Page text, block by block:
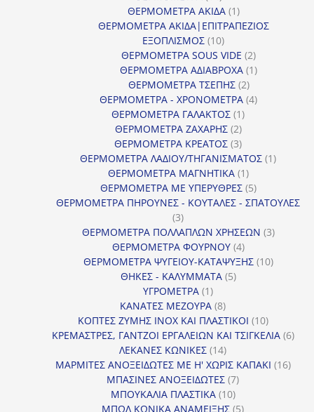
προϊόντα
ΘΕΡΜΟΜΕΤΡΑ ΑΚΙΔΑ 11
προϊόν
ΘΕΡΜΟΜΕΤΡΑ ΑΚΙΔΑ|ΕΠΙΤΡΑΠΕΖΙΟΣ
ΕΞΟΠΛΙΣΜΟΣ 1010
προϊόντα
ΘΕΡΜΟΜΕΤΡΑ SOUS VIDE 22
προϊόντα
ΘΕΡΜΟΜΕΤΡΑ ΑΔΙΑΒΡΟΧΑ 11
ΘΕΡΜΟΜΕΤΡΑ ΤΣΕΠΗΣ 22
προϊόντα
ΘΕΡΜΟΜΕΤΡΑ - ΧΡΟΝΟΜΕΤΡΑ 44
ΘΕΡΜΟΜΕΤΡΑ ΓΑΛΑΚΤΟΣ 11
προϊόν
ΘΕΡΜΟΜΕΤΡΑ ΖΑΧΑΡΗΣ 22
προϊόντα
ΘΕΡΜΟΜΕΤΡΑ ΚΡΕΑΤΟΣ 33
προϊόντα
ΘΕΡΜΟΜΕΤΡΑ ΛΑΔΙΟΥ/ΤΗΓΑΝΙΣΜΑΤΟΣ 11
ΘΕΡΜΟΜΕΤΡΑ ΜΑΓΝΗΤΙΚΑ 11
προϊόν
ΘΕΡΜΟΜΕΤΡΑ ΜΕ ΥΠΕΡΥΘΡΕΣ 55
προϊόντα
ΘΕΡΜΟΜΕΤΡΑ ΠΗΡΟΥΝΕΣ - ΚΟΥΤΑΛΕΣ - ΣΠΑΤΟΥΛΕΣ
33
προϊόντα
ΘΕΡΜΟΜΕΤΡΑ ΠΟΛΛΑΠΛΩΝ ΧΡΗΣΕΩΝ 33
ΘΕΡΜΟΜΕΤΡΑ ΦΟΥΡΝΟΥ 44
προϊόντα
ΘΕΡΜΟΜΕΤΡΑ ΨΥΓΕΙΟΥ-ΚΑΤΑΨΥΞΗΣ 1010
ΘΗΚΕΣ - ΚΑΛΥΜΜΑΤΑ 55
ΥΓΡΟΜΕΤΡΑ 11
προϊόν
ΚΑΝΑΤΕΣ ΜΕΖΟΥΡΑ 88
προϊόντα
ΚΟΠΤΕΣ ΖΥΜΗΣ INOX ΚΑΙ ΠΛΑΣΤΙΚΟΙ 1010
προϊόντα
ΚΡΕΜΑΣΤΡΕΣ, ΓΑΝΤΖΟΙ ΕΡΓΑΛΕΙΩΝ ΚΑΙ ΤΣΙΓΚΕΛΙΑ 66
ΛΕΚΑΝΕΣ ΚΩΝΙΚΕΣ 1414
προϊόντα
ΜΑΡΜΙΤΕΣ ΑΝΟΞΕΙΔΩΤΕΣ ΜΕ Η' ΧΩΡΙΣ ΚΑΠΑΚΙ 1616
ΜΠΑΣΙΝΕΣ ΑΝΟΞΕΙΔΩΤΕΣ 77
ΜΠΟΥΚΑΛΙΑ ΠΛΑΣΤΙΚΑ 1010
προϊόντα
ΜΠΩΛ ΚΩΝΙΚΑ ΑΝΑΜΕΙΞΗΣ 55